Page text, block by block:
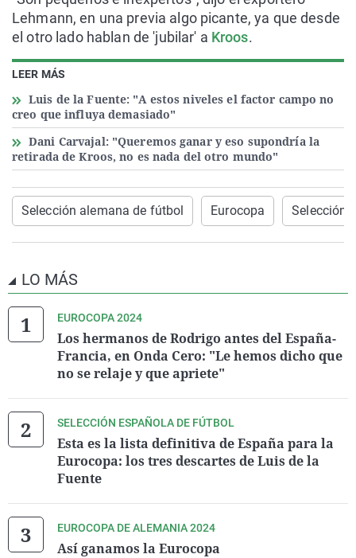
LEER MÁS
Luis de la Fuente: "A estos niveles el factor campo no
creo que influya demasiado"
Dani Carvajal: "Queremos ganar y eso supondría la
retirada de Kroos, no es nada del otro mundo"
Lehmann, en una previa algo picante, ya que desde
el otro lado hablan de 'jubilar' a Kroos.
Selección alemana de fútbol Eurocopa Selección
LO MÁS
EUROCOPA 2024
Los hermanos de Rodrigo antes del España-
Francia, en Onda Cero: "Le hemos dicho que
no se relaje y que apriete"
SELECCIÓN ESPAÑOLA DE FÚTBOL
Esta es la lista definitiva de España para la
Eurocopa: los tres descartes de Luis de la
Fuente
EUROCOPA DE ALEMANIA 2024
Así ganamos la Eurocopa